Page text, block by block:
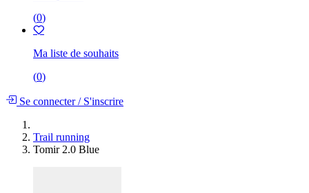
(0)
Ma liste de souhaits
(0)
Se connecter/S'inscrire
Trail running
Tomir 2.0 Blue